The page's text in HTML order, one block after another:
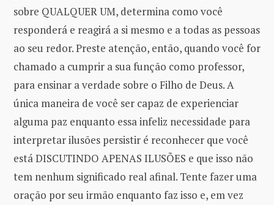
sobre QUALQUER UM, determina como você
responderá e reagirá a si mesmo e a todas as pessoas
ao seu redor. Preste atenção, então, quando você for
chamado a cumprir a sua função como professor,
para ensinar a verdade sobre o Filho de Deus. A
única maneira de você ser capaz de experienciar
alguma paz enquanto essa infeliz necessidade para
interpretar ilusões persistir é reconhecer que você
está DISCUTINDO APENAS ILUSÕES e que isso não
tem nenhum significado real afinal. Tente fazer uma
oração por seu irmão enquanto faz isso e, em vez